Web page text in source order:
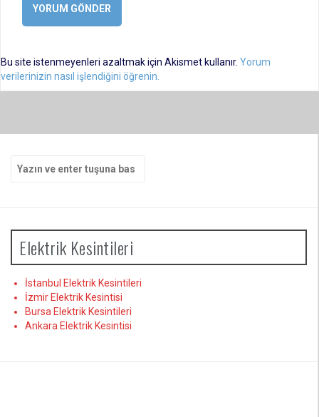
Bu site istenmeyenleri azaltmak için Akismet kullanır. Yorum
verilerinizin nasıl işlendiğini öğrenin.
yap:
Elektrik Kesintileri
İstanbul Elektrik Kesintileri
İzmir Elektrik Kesintisi
Bursa Elektrik Kesintileri
Ankara Elektrik Kesintisi